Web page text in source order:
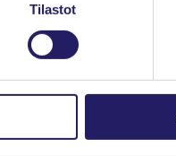
Tilastot